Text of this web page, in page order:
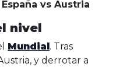
vs Austria
nivel
Mundial . Tras
y derrotar a